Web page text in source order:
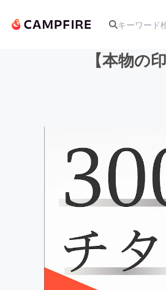
アート・写
テクノロ
ビジネス・
【本物の